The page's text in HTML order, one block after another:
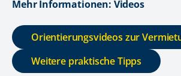
Mehr Informationen: Videos
Orientierungsvideos zur
Weitere praktische Tipps